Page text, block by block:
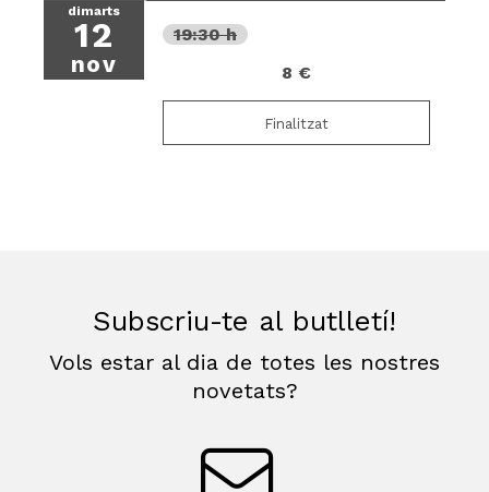
dimarts
12
nov
19:30 h
8 €
Finalitzat
Subscriu-te al butlletí!
Vols estar al dia de totes les nostres
novetats?